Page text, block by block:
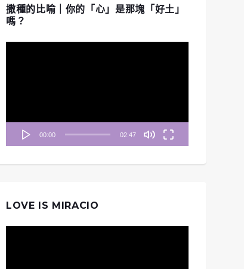
撒種的比喻｜你的「心」是那塊「好土」
嗎？
00:00 02:47
LOVE IS MIRACIO